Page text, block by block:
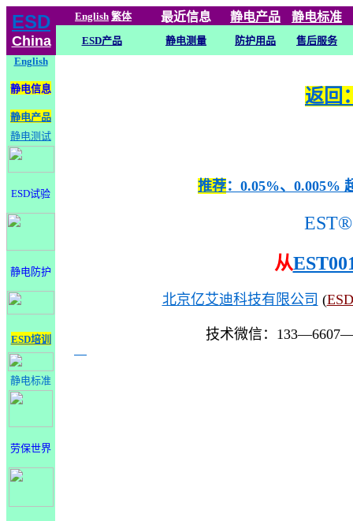
ESD
China
English 繁体 最近信息 静电产品 静电标准
ESD产品 静电测量 防护用品
售后服务
English
静电信息
静电产品
静电测试
ESD试验
静电防护
ESD培训
静电标准
劳保世界
返回
推荐：0.05%、0.005%
EST®
从
北京亿艾迪科技有限公司 (
技术微信：